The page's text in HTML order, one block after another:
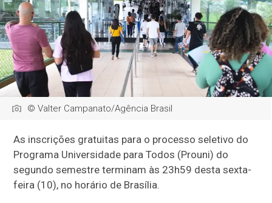
© Valter Campanato/Agência Brasil
As inscrições gratuitas para o processo seletivo do
Programa Universidade para Todos (Prouni) do
segundo semestre terminam às 23h59 desta sexta-
feira (10), no horário de Brasília.